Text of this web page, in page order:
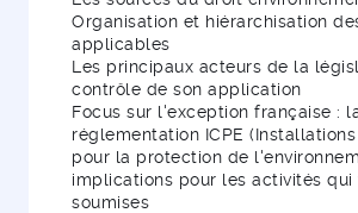
Organisation et hiérarchisation
applicables
Les principaux acteurs de la
contrôle de son application
Focus sur l'exception française :
réglementation ICPE
pour la protection de
implications pour les activités qui
soumises